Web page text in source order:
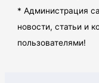
* Администрация
новости, статьи и
пользователями!